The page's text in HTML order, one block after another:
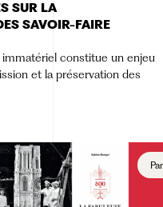
SUR LA
SAVOIR-FAIRE
constitue un enjeu
et la préservation des